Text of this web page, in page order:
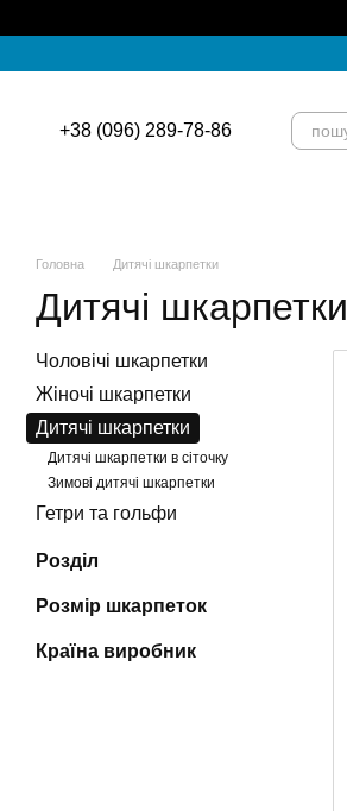
+38 (096) 289-78-86
Головна Дитячі шкарпетки
Дитячі шкарпетки
Чоловічі шкарпетки
Жіночі шкарпетки
Дитячі шкарпетки
Дитячі шкарпетки в сіточку
Зимові дитячі шкарпетки
Гетри та гольфи
Розділ
Розмір шкарпеток
Країна виробник